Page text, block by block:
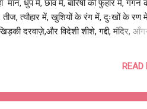
धुप में, छाँव में, बारिषों की फुहार में, गगन
तीज, त्यौहार में, खुशियों के रंग में, दुःखों के रण
दरवाज़े,और विदेशी शीशे, गद्दी, मंदिर,
देखता रहा, मेरे बब्बा का घर वहीं पर डटा
की परतों में लिपटी , दिखावे की चा...
READ